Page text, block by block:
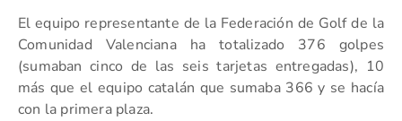
El equipo representante de la Federación de Golf de la
Comunidad Valenciana ha totalizado 376 golpes
(sumaban cinco de las seis tarjetas entregadas), 10
más que el equipo catalán que sumaba 366 y se hacía
con la primera plaza.